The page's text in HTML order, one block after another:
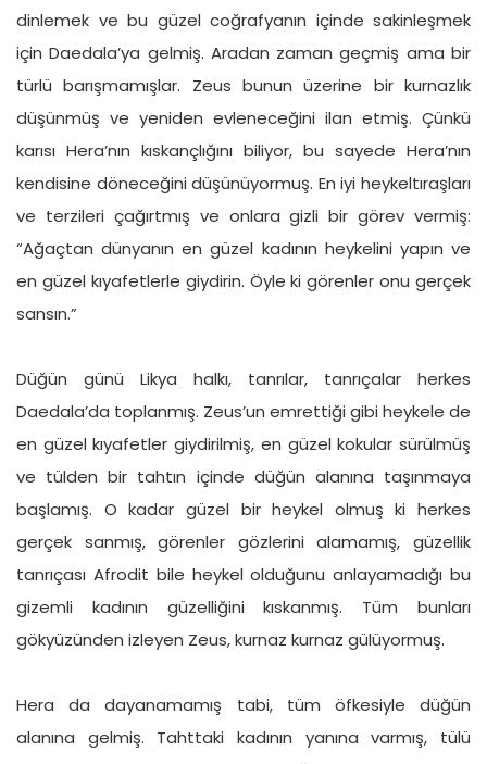
dinlemek ve bu güzel coğrafyanın içinde sakinleşmek
için Daedala’ya gelmiş. Aradan zaman geçmiş ama bir
türlü barışmamışlar. Zeus bunun üzerine bir kurnazlık
düşünmüş ve yeniden evleneceğini ilan etmiş. Çünkü
karısı Hera’nın kıskançlığını biliyor, bu sayede Hera’nın
kendisine döneceğini düşünüyormuş. En iyi heykeltıraşları
ve terzileri çağırtmış ve onlara gizli bir görev vermiş:
“Ağaçtan dünyanın en güzel kadının heykelini yapın ve
en güzel kıyafetlerle giydirin. Öyle ki görenler onu gerçek
sansın.”
Düğün günü Likya halkı, tanrılar, tanrıçalar herkes
Daedala’da toplanmış. Zeus’un emrettiği gibi heykele de
en güzel kıyafetler giydirilmiş, en güzel kokular sürülmüş
ve tülden bir tahtın içinde düğün alanına taşınmaya
başlamış. O kadar güzel bir heykel olmuş ki herkes
gerçek sanmış, görenler gözlerini alamamış, güzellik
tanrıçası Afrodit bile heykel olduğunu anlayamadığı bu
gizemli kadının güzelliğini kıskanmış. Tüm bunları
gökyüzünden izleyen Zeus, kurnaz kurnaz gülüyormuş.
Hera da dayanamamış tabi, tüm öfkesiyle düğün
alanına gelmiş. Tahttaki kadının yanına varmış, tülü